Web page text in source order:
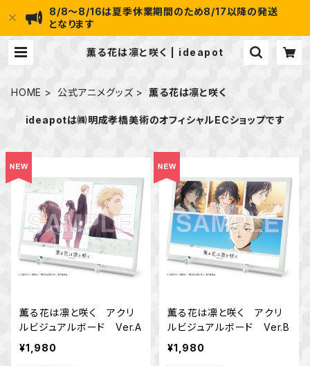
8/8～8/16は夏季休業期間のため8/17以降の発送
となります
薫る花は凛と咲く | ideapot
HOME 公式アニメグッズ 薫る花は凛と咲く
ideapotは㈱明成孝橋美術のオフィシャルECショップです
薫る花は凛と咲く アクリ
ルビジュアルボード Ver.A
¥1,980
薫る花は凛と咲く アクリ
ルビジュアルボード Ver.B
¥1,980